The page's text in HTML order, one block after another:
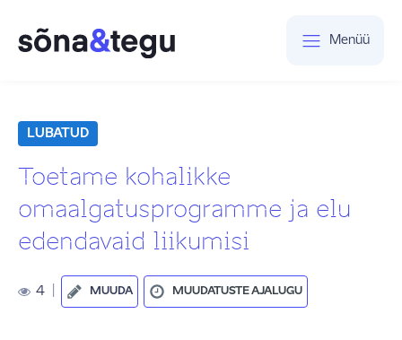
Menüü
LUBATUD
Toetame kohalikke
omaalgatusprogramme ja elu
edendavaid liikumisi
4 MUUDA MUUDATUSTE AJALUGU